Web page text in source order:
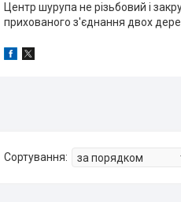
Центр шурупа не різьбовий і
прихованого з'єднання двох